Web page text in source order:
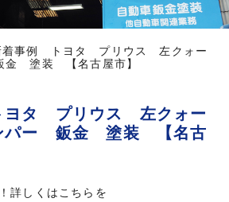
着事例 トヨタ プリウス 左クォー
塗装 【名古屋市】
タ プリウス 左クォー
パー 鈑金 塗装 【名古
詳しくはこちらを